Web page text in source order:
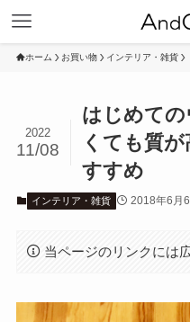
ホーム お買い物 インテリア・雑貨
はじめて
くても質
すすめ
2022
11/08
インテリア・雑貨 2018年6月6
当ページのリンクには